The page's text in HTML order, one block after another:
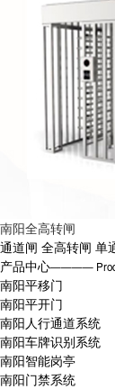
南阳全高转闸
通道闸 全高转闸 单
产品中心————
南阳平移门
南阳平开门
南阳人行通道系统
南阳车牌识别系统
南阳智能岗亭
南阳门禁系统